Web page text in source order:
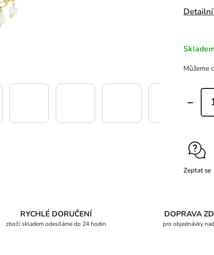
Můžeme
Zeptat se
RYCHLÉ DORUČENÍ
zboží skladem odesíláme do 24 hodin
DOPRAVA
pro objednávky